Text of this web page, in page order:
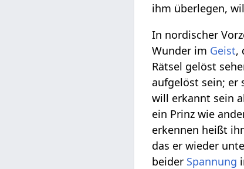
ihm überlegen,
In nordischer
Wunder im Geist,
Rätsel gelöst
aufgelöst sein; er
will erkannt sein
ein Prinz wie
erkennen heißt
das er wieder
beider Spannung